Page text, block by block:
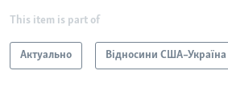
This item is part of
Актуально Відносини США–Україна